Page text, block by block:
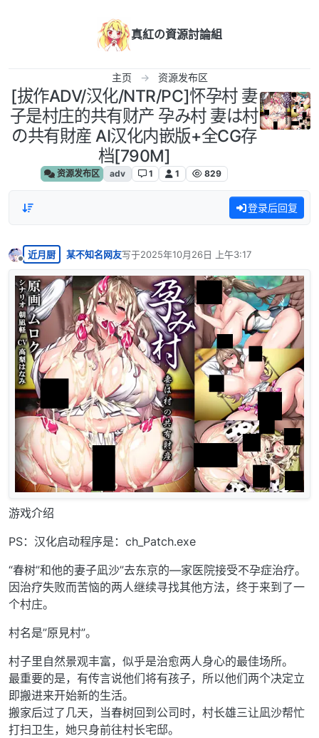
真紅の資源討論組
主页 资源发布区
[拔作ADV/汉化/NTR/PC]怀孕村 妻
子是村庄的共有财产 孕み村 妻は村
の共有財産 AI汉化内嵌版+全CG存
档[790M]
资源发布区 adv 1 1 829
登录后回复
离线
近月厨 某不知名网友写于2025年10月26日 上午3:17
最后由 编辑
游戏介绍
PS：汉化启动程序是：ch_Patch.exe
“春树”和他的妻子凪沙”去东京的—家医院接受不孕症治疗。
因治疗失败而苦恼的两人继续寻找其他方法，终于来到了一
个村庄。
村名是”原見村”。
村子里自然景观丰富，似乎是治愈两人身心的最佳场所。
最重要的是，有传言说他们将有孩子，所以他们两个决定立
即搬进来开始新的生活。
搬家后过了几天，当春树回到公司时，村长雄三让凪沙帮忙
打扫卫生，她只身前往村长宅邸。